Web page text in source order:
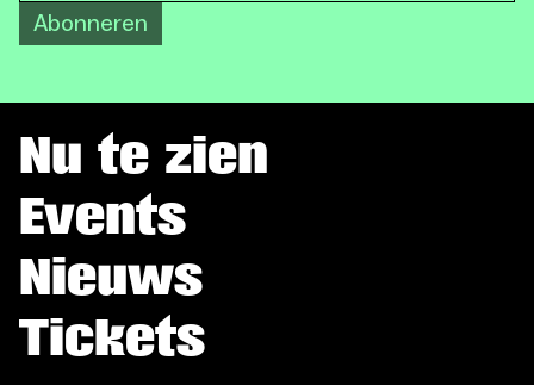
Abonneren
Nu te zien
Events
Nieuws
Tickets